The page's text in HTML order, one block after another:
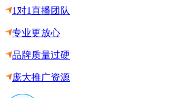
1对1直播团队
专业更放心
品牌质量过硬
庞大推广资源